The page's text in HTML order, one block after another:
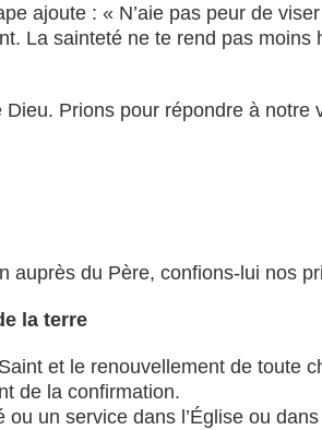
ajoute : « N’aie pas peur de
La sainteté ne te rend pas moins
Prions pour répondre à notre
du Père, confions-lui nos
la terre
et le renouvellement de toute
de la confirmation.
un service dans l’Église ou